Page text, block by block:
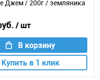
Джем / 200г / земляника
/ шт
В корзину
Купить в 1 клик